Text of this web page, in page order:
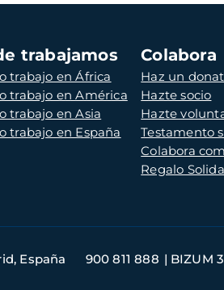
trabajamos
trabajo en África
trabajo en América
trabajo en Asia
trabajo en España
Colabora
Haz un
Hazte socio
Hazte
Testamento
Colabora
Regalo
España 900 811 888 BIZUM